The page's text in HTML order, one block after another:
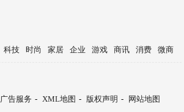
科技 时尚 家居 企业 游戏 商讯 消费 微商
广告服务 - XML地图 - 版权声明 -
网站地图